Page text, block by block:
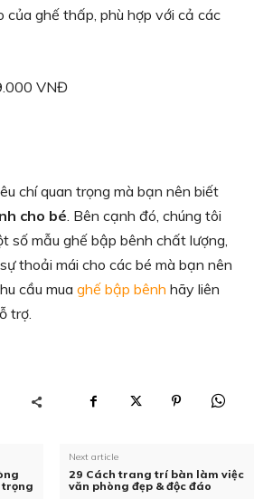
của ghế thấp, phù hợp với cả các
VNĐ
chí quan trọng mà bạn nên biết
cho bé. Bên cạnh đó, chúng tôi
số mẫu ghế bập bênh chất lượng,
thoải mái cho các bé mà bạn nên
cầu mua ghế bập bênh hãy liên
trợ.
trọng
Next article
29 Cách trang trí bàn làm việc
văn phòng đẹp & độc đáo